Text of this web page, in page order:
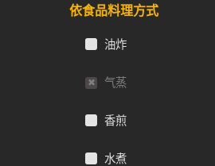
依食品料理方式
油炸
气蒸
香煎
水煮